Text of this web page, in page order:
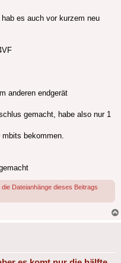
es auch vor kurzem neu
anderen endgerät
gemacht, habe also nur 1
bekommen.
Dateianhänge dieses Beitrags